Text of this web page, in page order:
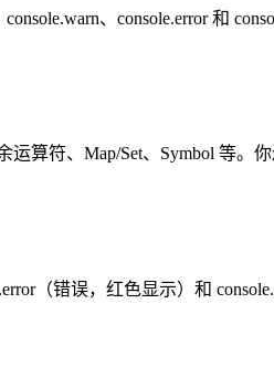
、console.error 和
运算符、Map/Set、Symbol 等。
（错误，红色显示）和